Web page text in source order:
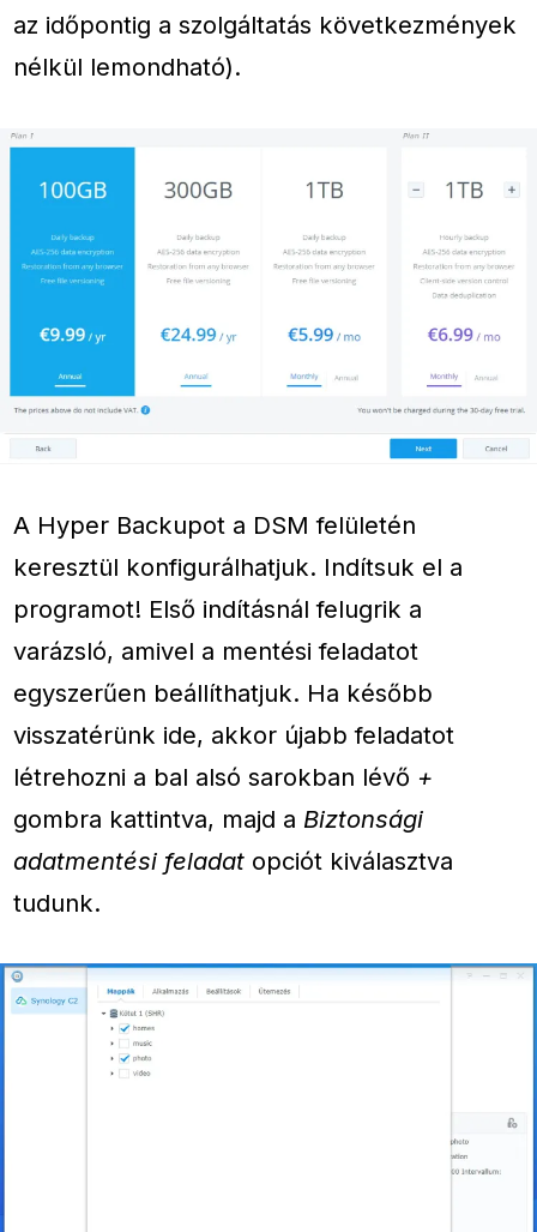
az időpontig a szolgáltatás következmények
nélkül lemondható).
A Hyper Backupot a DSM felületén
keresztül konfigurálhatjuk. Indítsuk el a
programot! Első indításnál felugrik a
varázsló, amivel a mentési feladatot
egyszerűen beállíthatjuk. Ha később
visszatérünk ide, akkor újabb feladatot
létrehozni a bal alsó sarokban lévő +
gombra kattintva, majd a Biztonsági
adatmentési feladat opciót kiválasztva
tudunk.